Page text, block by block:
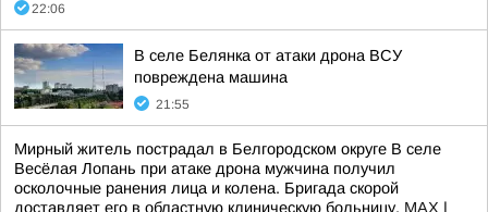
22:06
В селе Белянка от атаки дрона ВСУ
повреждена машина
21:55
Мирный житель пострадал в Белгородском округе В селе
Весёлая Лопань при атаке дрона мужчина получил
осколочные ранения лица и колена. Бригада скорой
доставляет его в областную клиническую больницу. МАХ |